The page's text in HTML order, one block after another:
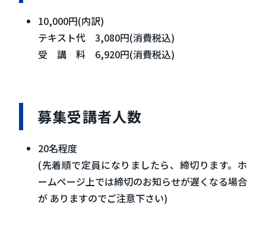
10,000円(内訳)
テキスト代 3,080円(消費税込)
受 講 料 6,920円(消費税込)
募集受講者人数
20名程度
(先着順で定員になりましたら、締切ります。ホ
ームページ上では締切のお知らせが遅くなる場合
が ありますのでご注意下さい)